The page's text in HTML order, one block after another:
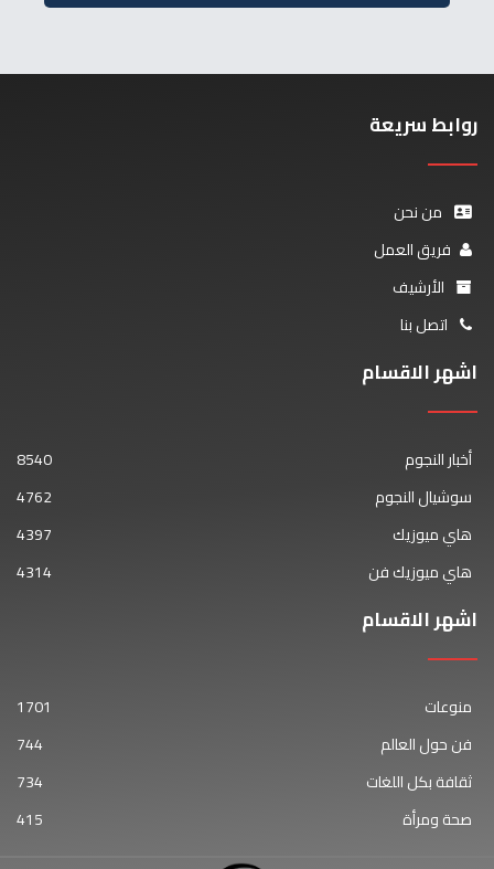
روابط سريعة
من نحن
فريق العمل
الأرشيف
اتصل بنا
اشهر الاقسام
أخبار النجوم
8540
سوشيال النجوم
4762
هاي ميوزيك
4397
هاي ميوزيك فن
4314
اشهر الاقسام
منوعات
1701
فن حول العالم
744
ثقافة بكل اللغات
734
صحة ومرأة
415